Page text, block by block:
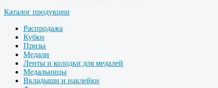
Каталог продукции
Распродажа
Кубки
Призы
Медали
Ленты и колодки для медалей
Медальницы
Вкладыши и наклейки